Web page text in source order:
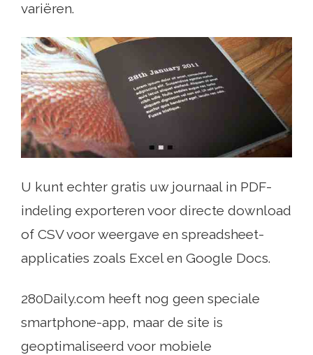
variëren.
U kunt echter gratis uw journaal in PDF-
indeling exporteren voor directe download
of CSV voor weergave en spreadsheet-
applicaties zoals Excel en Google Docs.
280Daily.com heeft nog geen speciale
smartphone-app, maar de site is
geoptimaliseerd voor mobiele